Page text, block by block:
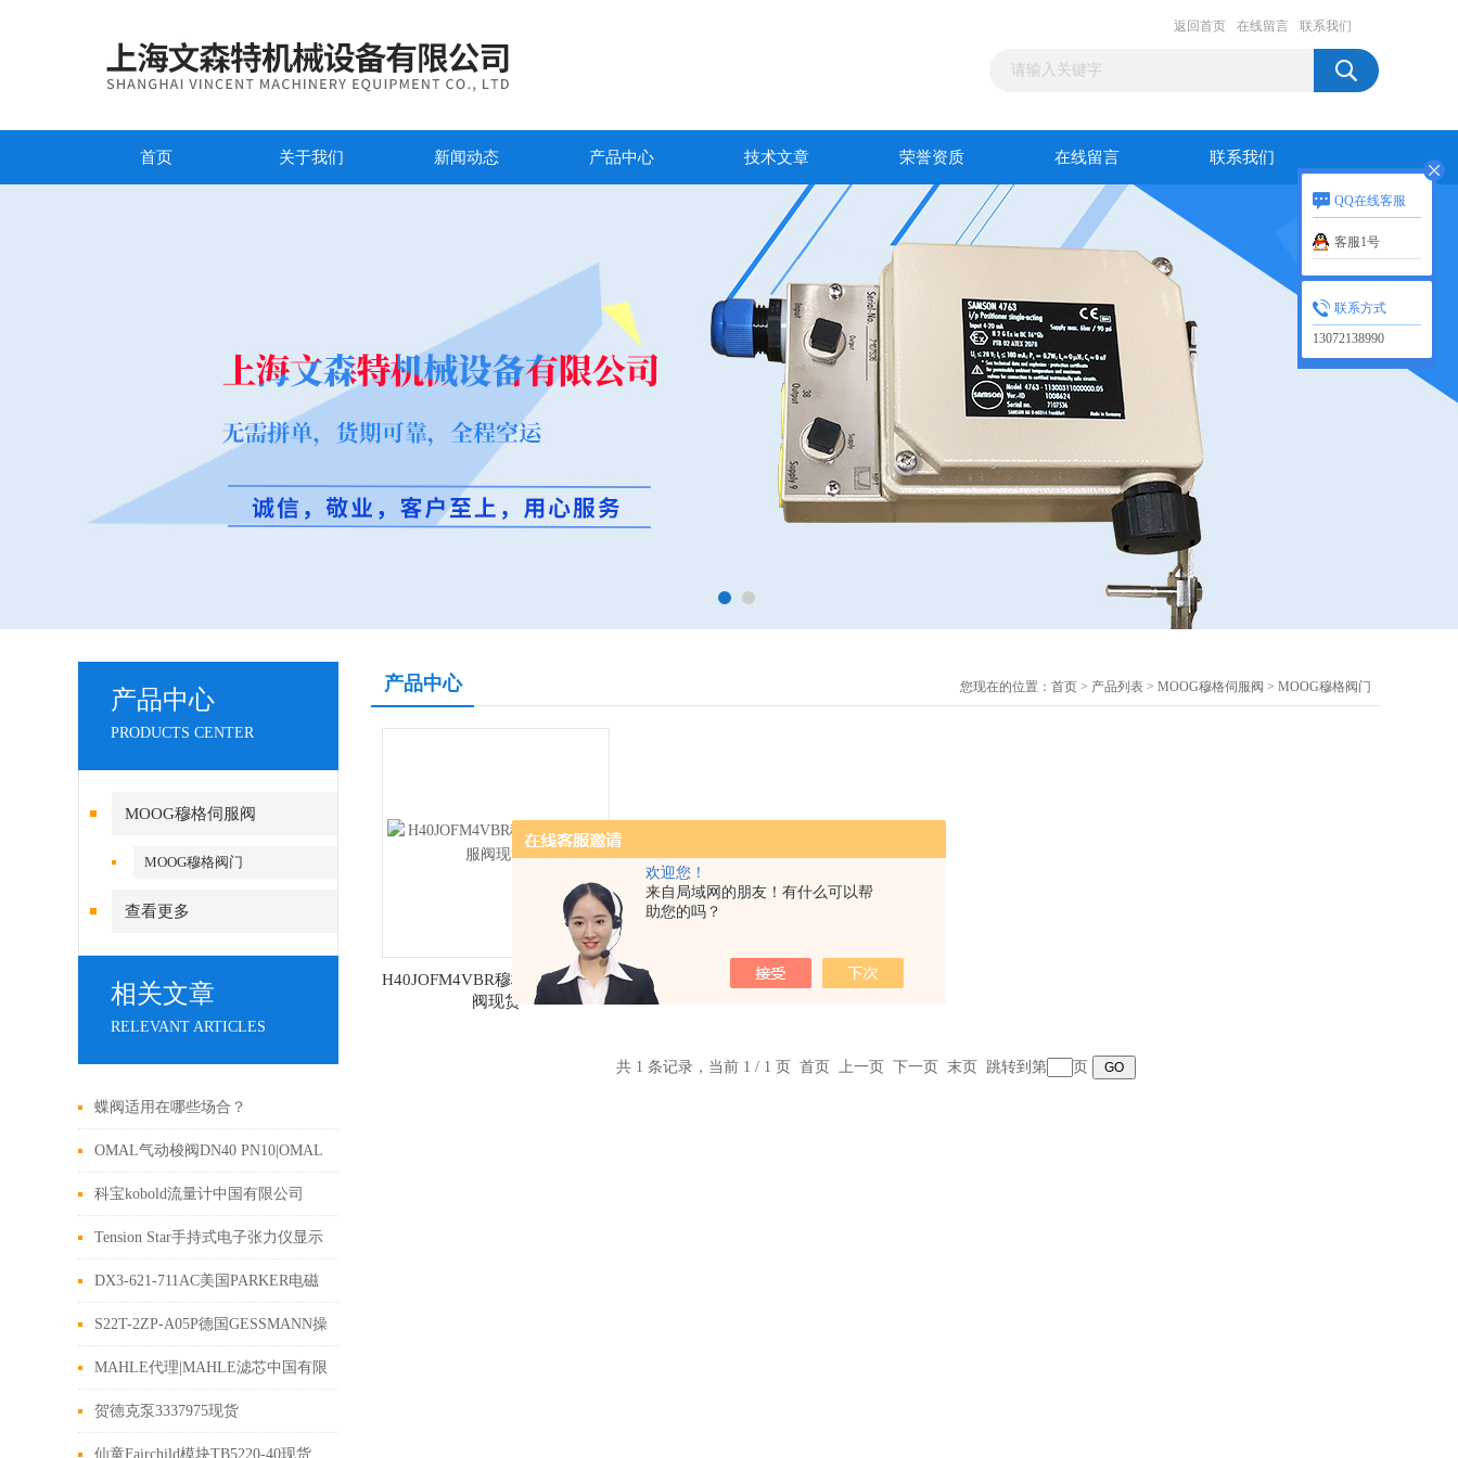
欢迎您！
来自局域网的朋友！有什么可以帮
助您的吗？
返回首页 在线留言 联系我们
首页 关于我们 新闻动态 产品中心 技术文章 荣誉资质 在线留言 联系我们
产品中心
PRODUCTS CENTER
MOOG穆格伺服阀
MOOG穆格阀门
查看更多
相关文章
RELEVANT ARTICLES
蝶阀适用在哪些场合？
OMAL气动梭阀DN40 PN10|OMAL
现货
科宝kobold流量计中国有限公司
Tension Star手持式电子张力仪显示
屏读数显示
DX3-621-711AC美国PARKER电磁
阀现货
S22T-2ZP-A05P德国GESSMANN操
作杆 捷斯曼到货
MAHLE代理|MAHLE滤芯中国有限
公司
贺德克泵3337975现货
仙童Fairchild模块TB5220-40现货
产品中心 您现在的位置： 首页 > 产品列表 > MOOG穆格伺服阀 > MOOG穆格阀门
H40JOFM4VBR穆格MOOG伺服
阀现货
共 1 条记录，当前 1 / 1 页 首页 上一页 下一页 末页 跳转到第 页
QQ在线客服
客服1号
联系方式
13072138990